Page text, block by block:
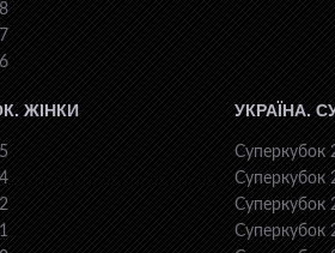
ЖІНКИ УКРАЇНА.
Суперкубок
Суперкубок
Суперкубок
Суперкубок